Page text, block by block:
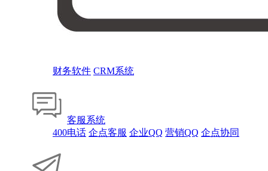
财务软件 CRM系统
客服系统
400电话 企点客服 企业QQ 营销QQ 企点协同